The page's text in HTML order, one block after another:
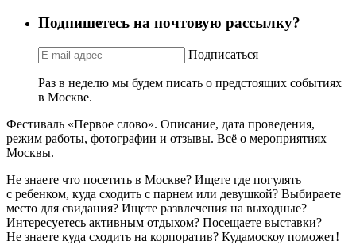
Подпишетесь на почтовую рассылку?
Подписаться
Раз в неделю мы будем писать о предстоящих событиях
в Москве.
Фестиваль «Первое слово». Описание, дата проведения,
режим работы, фотографии и отзывы. Всё о мероприятиях
Москвы.
Не знаете что посетить в Москве? Ищете где погулять
с ребенком, куда сходить с парнем или девушкой? Выбираете
место для свидания? Ищете развлечения на выходные?
Интересуетесь активным отдыхом? Посещаете выставки?
Не знаете куда сходить на корпоратив? Кудамоскоу поможет!